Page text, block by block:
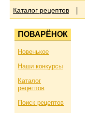
Каталог рецептов |
ПОВАРЁНОК
Новенькое
Наши конкурсы
Каталог
рецептов
Поиск рецептов